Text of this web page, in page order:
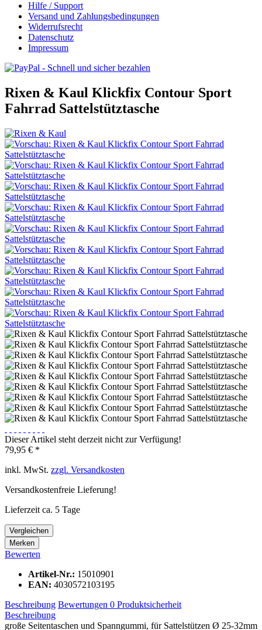
Hilfe / Support
Versand und Zahlungsbedingungen
Widerrufsrecht
Datenschutz
Impressum
Rixen & Kaul Klickfix Contour Sport
Fahrrad Sattelstütztasche
Dieser Artikel steht derzeit nicht zur Verfügung!
79,95 € *
inkl. MwSt. zzgl. Versandkosten
Versandkostenfreie Lieferung!
Lieferzeit ca. 5 Tage
Vergleichen
Merken
Bewerten
Artikel-Nr.: 15010901
EAN: 4030572103195
Beschreibung Bewertungen 0 Produktsicherheit
Beschreibung
große Seitentaschen und Spanngummi, für Sattelstützen Ø 25-32mm